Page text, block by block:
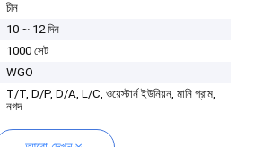
চীন
10 ~ 12 দিন
1000 সেট
WGO
T/T, D/P, D/A, L/C, ওয়েস্টার্ন ইউনিয়ন, মানি গ্রাম,
নগদ